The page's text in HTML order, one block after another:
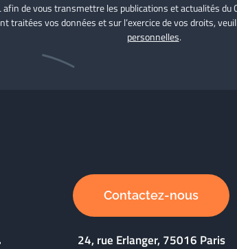
de vous transmettre les publications et actualités
traitées vos données et sur l’exercice de vos droits,
personnelles.
Contactez-nous
24, rue Erlanger, 75016 Paris